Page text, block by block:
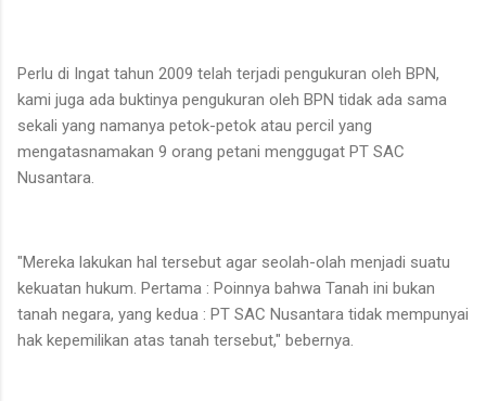
Perlu di Ingat tahun 2009 telah terjadi pengukuran oleh BPN,
kami juga ada buktinya pengukuran oleh BPN tidak ada sama
sekali yang namanya petok-petok atau percil yang
mengatasnamakan 9 orang petani menggugat PT SAC
Nusantara.
"Mereka lakukan hal tersebut agar seolah-olah menjadi suatu
kekuatan hukum. Pertama : Poinnya bahwa Tanah ini bukan
tanah negara, yang kedua : PT SAC Nusantara tidak mempunyai
hak kepemilikan atas tanah tersebut," bebernya.